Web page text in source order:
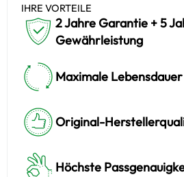
IHRE VORTEILE
2 Jahre Garantie + 5
Gewährleistung
Maximale Lebensdauer
Original-
Höchste